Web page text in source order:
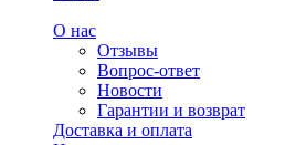
О нас
Отзывы
Вопрос-ответ
Новости
Гарантии и возврат
Доставка и оплата